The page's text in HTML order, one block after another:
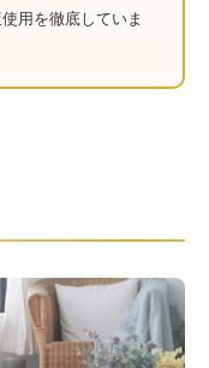
用を徹底していま